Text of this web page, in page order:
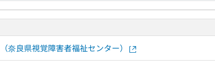
奈良県視覚障害者福祉センター）